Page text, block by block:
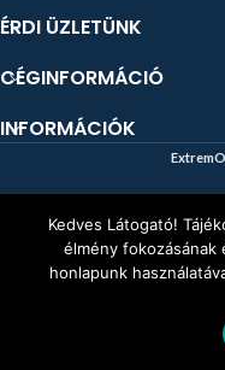
ÉRDI ÜZLETÜNK
CÉGINFORMÁCIÓ
INFORMÁCIÓK
Kedves Látogató!
élmény fokozásának
honlapunk